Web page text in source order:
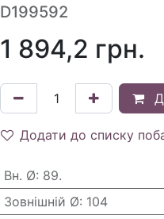
D199592
1 894,2 грн.
Додати до списку
Вн. Ø: 89.
Зовнішній Ø: 104